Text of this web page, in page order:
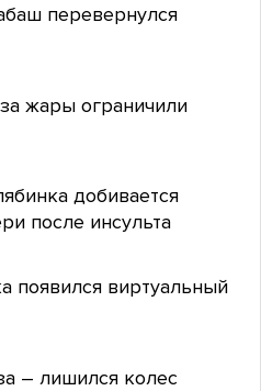
перевернулся
жары ограничили
добивается
после инсульта
появился виртуальный
– лишился колес